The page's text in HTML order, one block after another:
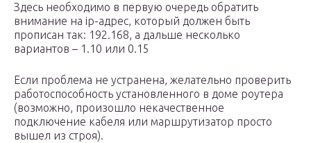
Здесь необходимо в первую очередь обратить
внимание на ip-адрес, который должен быть
прописан так: 192.168, а дальше несколько
вариантов – 1.10 или 0.15
Если проблема не устранена, желательно проверить
работоспособность установленного в доме роутера
(возможно, произошло некачественное
подключение кабеля или маршрутизатор просто
вышел из строя).